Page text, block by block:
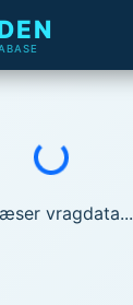
Indlæser...
vragdata...